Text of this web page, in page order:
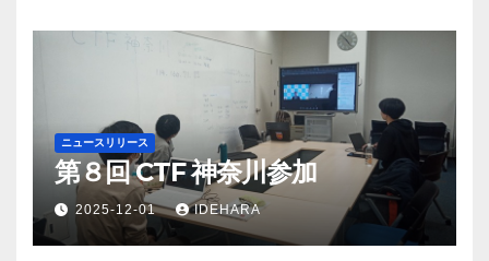
ニュースリリース
第８回 CTF 神奈川参加
2025-12-01 IDEHARA